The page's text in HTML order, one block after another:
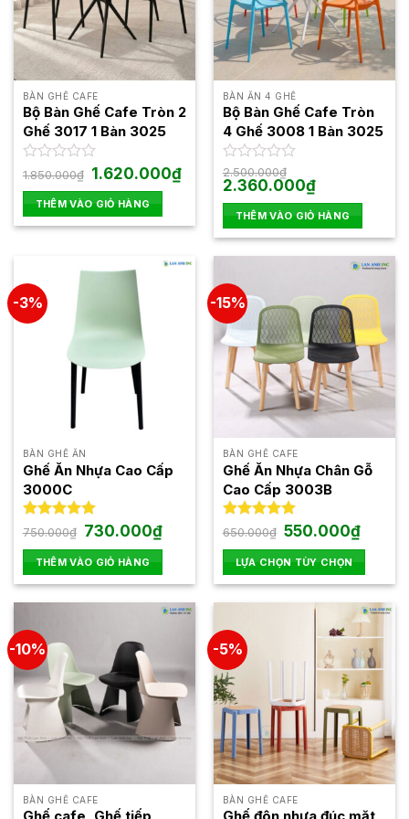
BÀN GHẾ CAFE
Bộ Bàn Ghế Cafe Tròn 2
Ghế 3017 1 Bàn 3025
Được
hạng
0
5
1.850.000₫ Giá
gốc
là:
1.850.000₫.
1.620.000₫Giá
hiện
1.620.000₫.
THÊM VÀO GIỎ HÀNG
BÀN ĂN 4 GHẾ
Bộ Bàn Ghế Cafe Tròn
4 Ghế 3008 1 Bàn 3025
Được
xếp
hạng
0
5
sao
2.500.000₫
Giá
gốc
là:
2.500.000₫.
2.360.000₫Giá
hiện
tại
là:
2.360.000₫.
THÊM VÀO GIỎ HÀNG
-3%
BÀN GHẾ ĂN
Ghế Ăn Nhựa Cao Cấp
3000C
Được xếp
5.00
5 sao
750.000₫ Giá
gốc
là:
750.000₫.
730.000₫Giá
hiện
tại
là:
730.000₫.
THÊM VÀO GIỎ HÀNG
-15%
BÀN GHẾ CAFE
Ghế Ăn Nhựa Chân Gỗ
Cao Cấp 3003B
Được xếp
5.00
5 sao
650.000₫ Giá
gốc
là:
650.000₫.
550.000₫Giá
hiện
tại
là:
LỰA CHỌN TÙY CHỌN
Sản
phẩm
có
nhiều
biến
thể.
Các
tùy
chọn
có
thể
được
-10%
BÀN GHẾ CAFE
-5%
BÀN GHẾ CAFE